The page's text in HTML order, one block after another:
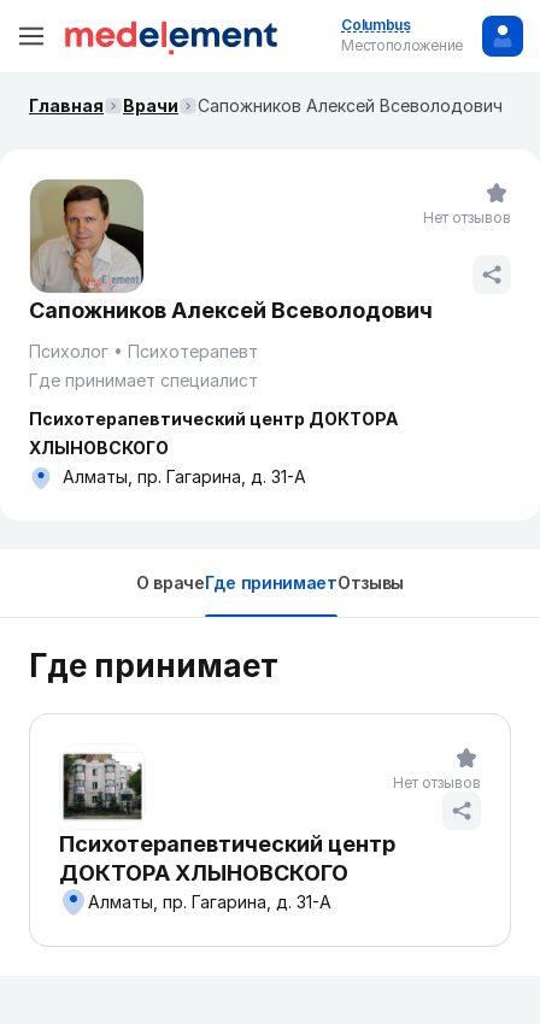
Columbus
Местоположение
Главная Врачи Сапожников Алексей Всеволодович
Сапожников Алексей Всеволодович
Психолог
Психотерапевт
Где принимает специалист
Психотерапевтический центр ДОКТОРА
ХЛЫНОВСКОГО
Алматы, пр. Гагарина, д. 31-А
Нет отзывов
О врачеГде принимаетОтзывы
Где принимает
Психотерапевтический центр
ДОКТОРА ХЛЫНОВСКОГО
Алматы, пр. Гагарина, д. 31-А
Нет отзывов